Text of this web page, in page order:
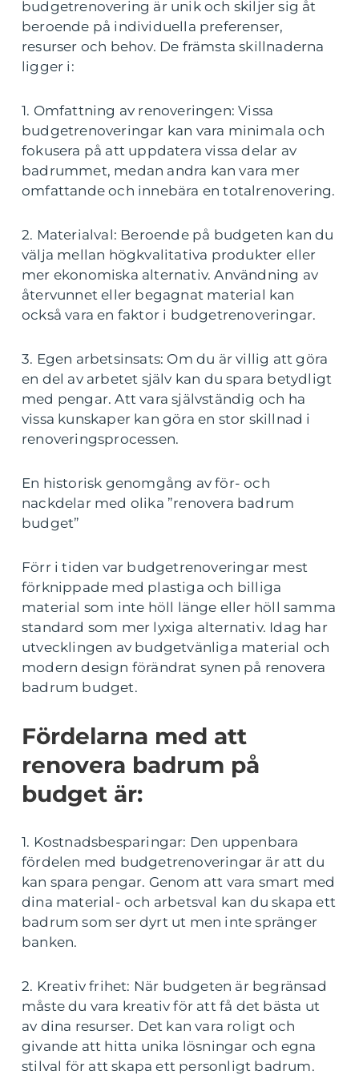
budgetrenovering är unik och skiljer sig åt
beroende på individuella preferenser,
resurser och behov. De främsta skillnaderna
ligger i:
1. Omfattning av renoveringen: Vissa
budgetrenoveringar kan vara minimala och
fokusera på att uppdatera vissa delar av
badrummet, medan andra kan vara mer
omfattande och innebära en totalrenovering.
2. Materialval: Beroende på budgeten kan du
välja mellan högkvalitativa produkter eller
mer ekonomiska alternativ. Användning av
återvunnet eller begagnat material kan
också vara en faktor i budgetrenoveringar.
3. Egen arbetsinsats: Om du är villig att göra
en del av arbetet själv kan du spara betydligt
med pengar. Att vara självständig och ha
vissa kunskaper kan göra en stor skillnad i
renoveringsprocessen.
En historisk genomgång av för- och
nackdelar med olika ”renovera badrum
budget”
Förr i tiden var budgetrenoveringar mest
förknippade med plastiga och billiga
material som inte höll länge eller höll samma
standard som mer lyxiga alternativ. Idag har
utvecklingen av budgetvänliga material och
modern design förändrat synen på renovera
badrum budget.
Fördelarna med att
renovera badrum på
budget är:
1. Kostnadsbesparingar: Den uppenbara
fördelen med budgetrenoveringar är att du
kan spara pengar. Genom att vara smart med
dina material- och arbetsval kan du skapa ett
badrum som ser dyrt ut men inte spränger
banken.
2. Kreativ frihet: När budgeten är begränsad
måste du vara kreativ för att få det bästa ut
av dina resurser. Det kan vara roligt och
givande att hitta unika lösningar och egna
stilval för att skapa ett personligt badrum.